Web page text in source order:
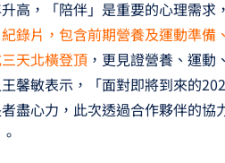
高，「陪伴」是重要的心理需求，
紀錄片，包含前期營養及運動準
天北橫登頂，更見證營養、運動
馨敏表示，「面對即將到來的
盡心力，此次透過合作夥伴的